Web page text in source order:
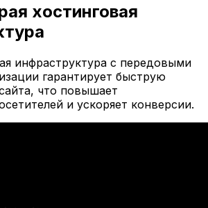
хостинговая
инфраструктура с передовыми
гарантирует быструю
что повышает
и ускоряет конверсии.